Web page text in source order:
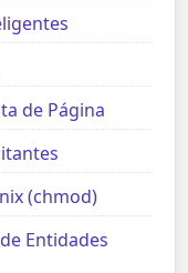
de Página
(chmod)
Entidades